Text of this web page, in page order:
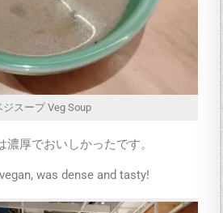
ジスープ Veg Soup
厚でおいしかったです。
was dense and tasty!